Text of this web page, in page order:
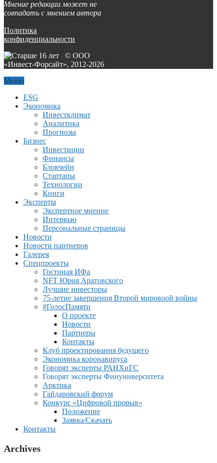
Мнение редакции может не
совпадать с мнением автора
Политика
конфиденциальности
© ООО
«Инвест-Форсайт», 2012-2026
Меню
ESG
Экономика
Инвестклимат
Аналитика
Прогнозы
Бизнес
Инвестиции
Финансы
Блокчейн
Стартапы
Технологии
Книги
Эксперты
Экспертное мнение
Интервью
Персональные страницы
Новости
Новости партнеров
Галерея
Спецпроекты
Гостиная ИФа
NFT Юрия Аратовского
Лучшие инвесторы
75-летие завершения Второй мировоой войны
#ГолосПамяти
О проекте
Новости
Партнеры
Контакты
Клуб проектирования будущего
Экономика коронавируса
Говорят эксперты РАНХиГС
Говорят эксперты Финуниверситета
Арктика
Гайдаровский форум
Конкурс «Цифровой прорыв»
Положение
Заявка/Скачать
Контакты
Archives